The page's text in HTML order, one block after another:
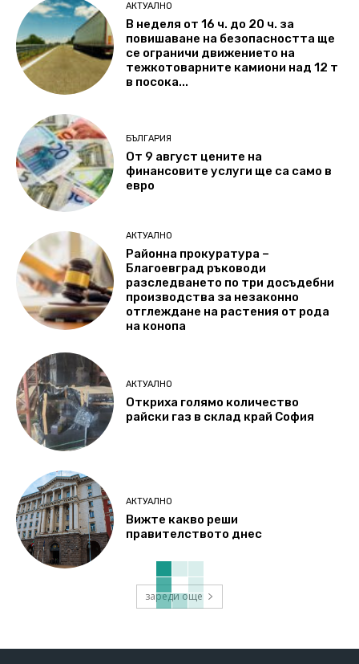
АКТУАЛНО
В неделя от 16 ч. до 20 ч. за
повишаване на безопасността ще
се ограничи движението на
тежкотоварните камиони над 12 т
в посока...
БЪЛГАРИЯ
От 9 август цените на
финансовите услуги ще са само в
евро
АКТУАЛНО
Районна прокуратура –
Благоевград ръководи
разследването по три досъдебни
производства за незаконно
отглеждане на растения от рода
на конопа
АКТУАЛНО
Откриха голямо количество
райски газ в склад край София
АКТУАЛНО
Вижте какво реши
правителството днес
зареди още